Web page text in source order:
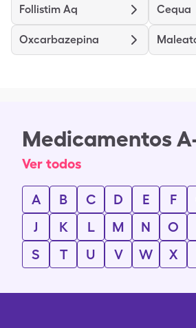
Follistim Aq Cequa
Oxcarbazepina
Medicamentos
Ver todos
A B C D E F
J
K L M N O
S
T U V W X